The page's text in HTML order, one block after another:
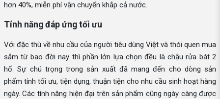
hơn 40%, miễn phí vận chuyển khắp cả nước.
Tính năng đáp ứng tối ưu
Với đặc thù về nhu cầu của người tiêu dùng Việt và thói quen mua
sắm từ bao đời nay thì phần lớn lựa chọn đều là chậu rửa bát 2
hố. Sự chú trọng trong sản xuất đã mang đến cho dòng sản
phẩm tính tối ưu, tiện dụng, thuận tiện cho nhu cầu sinh hoạt hàng
ngày. Các tính năng hiện đại trên sản phẩm cũng ngày càng được